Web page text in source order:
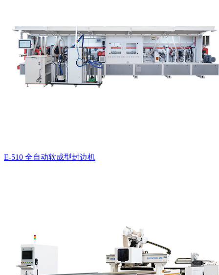
E-510 全自动软成型封边机